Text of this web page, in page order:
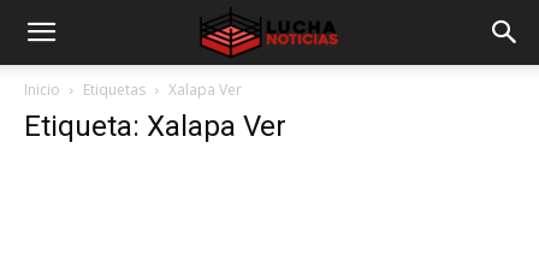
Inicio Etiquetas Xalapa Ver
Etiqueta: Xalapa Ver